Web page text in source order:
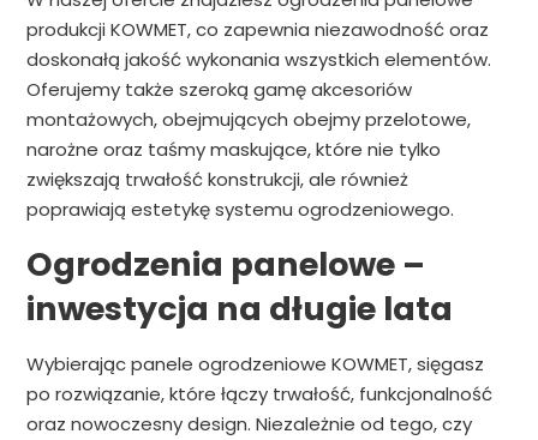
produkcji KOWMET, co zapewnia niezawodność oraz
doskonałą jakość wykonania wszystkich elementów.
Oferujemy także szeroką gamę akcesoriów
montażowych, obejmujących obejmy przelotowe,
narożne oraz taśmy maskujące, które nie tylko
zwiększają trwałość konstrukcji, ale również
poprawiają estetykę systemu ogrodzeniowego.
Ogrodzenia panelowe –
inwestycja na długie lata
Wybierając panele ogrodzeniowe KOWMET, sięgasz
po rozwiązanie, które łączy trwałość, funkcjonalność
oraz nowoczesny design. Niezależnie od tego, czy